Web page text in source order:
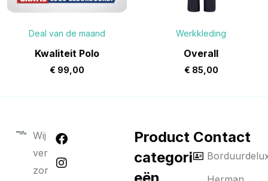
Deal van de maand
Kwaliteit Polo
€ 99,00
Werkkleding
Overall
€ 85,00
Wij
ver
zor
Product
categori
Contact